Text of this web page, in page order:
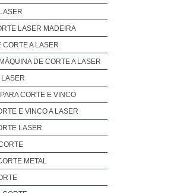
LASER MADEIRA
CORTE A LASER
DE CORTE A LASER
LASER
CORTE E VINCO
E VINCO A LASER
LASER
METAL